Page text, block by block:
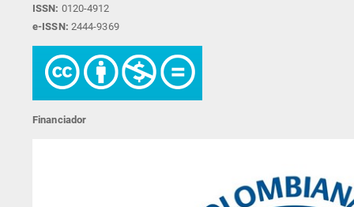
ISSN: 0120-4912
e-ISSN: 2444-9369
Financiador